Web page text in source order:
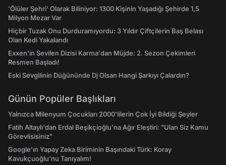
'Ölüler Şehri' Olarak Biliniyor: 1300 Kişinin Yaşadığı Şehirde 1,5
Milyon Mezar Var
Hiçbir Tuzak Onu Durduramıyordu: 3 Yıldır Çiftçilerin Baş Belası
Olan Kedi Yakalandı
Exxen'in Sevilen Dizisi Karma'dan Müjde: 2. Sezon Çekimleri
Resmen Başladı!
Eski Sevgilinin Düğününde Dj Olsan Hangi Şarkıyı Çalardın?
Günün Popüler Başlıkları
Yalnızca Milenyum Çocukları 2000'lilerin Çok İyi Bildiği Şeyler
Fatih Altaylı'dan Erdal Beşikçioğlu'na Ağır Eleştiri: "Ulan Siz Kamu
Görevlisisiniz"
Google'ın Yapay Zeka Biriminin Başındaki Türk: Koray
Kavukçuoğlu'nu Tanıyalım!